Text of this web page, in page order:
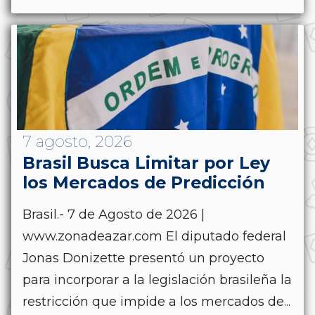
7 agosto, 2026
Brasil Busca Limitar por Ley
los Mercados de Predicción
Brasil.- 7 de Agosto de 2026 |
www.zonadeazar.com El diputado federal
Jonas Donizette presentó un proyecto
para incorporar a la legislación brasileña la
restricción que impide a los mercados de...